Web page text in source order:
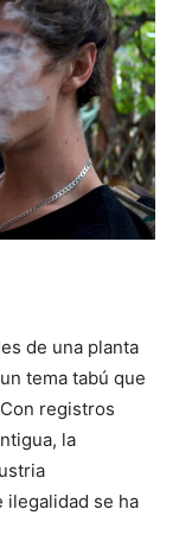
de una planta
tema tabú que
registros
la
ilegalidad se ha